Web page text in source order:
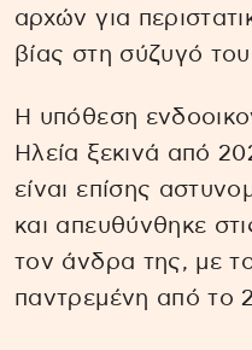
αρχών για
βίας στη σύζυγό του
Η υπόθεση
Ηλεία ξεκινά από
είναι επίσης
και απευθύνθηκε
τον άνδρα της, με
παντρεμένη από το